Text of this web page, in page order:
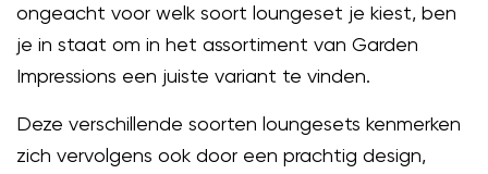
ongeacht voor welk soort loungeset je kiest, ben
je in staat om in het assortiment van Garden
Impressions een juiste variant te vinden.
Deze verschillende soorten loungesets kenmerken
zich vervolgens ook door een prachtig design,